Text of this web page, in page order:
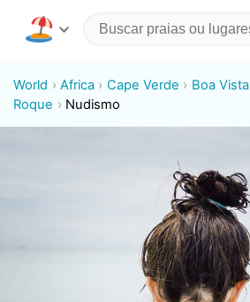
World Africa Cape Verde Boa Vista
Roque
Nudismo